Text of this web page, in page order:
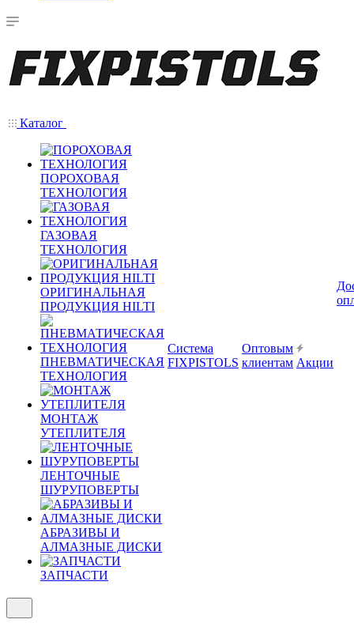
Каталог
ПОРОХОВАЯ
ТЕХНОЛОГИЯ
ГАЗОВАЯ
ТЕХНОЛОГИЯ
ОРИГИНАЛЬНАЯ
ПРОДУКЦИЯ HILTI
ПНЕВМАТИЧЕСКАЯ
ТЕХНОЛОГИЯ
МОНТАЖ
УТЕПЛИТЕЛЯ
ЛЕНТОЧНЫЕ
ШУРУПОВЕРТЫ
АБРАЗИВЫ И
АЛМАЗНЫЕ ДИСКИ
ЗАПЧАСТИ
Система
FIXPISTOLS
Оптовым
клиентам Акции